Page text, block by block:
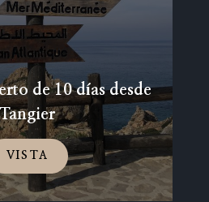
de 10 días desde
Tangier
VISTA